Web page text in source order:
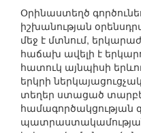
Օրինաստեղծ
իշխանության
մեջ է մտնում,
հաճախ ավելի է
հատուկ այնպիսի
երկրի
տեղեր ստացած
համագործակցության